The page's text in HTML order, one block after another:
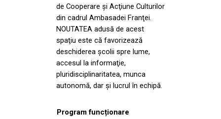
de Cooperare şi Acţiune Culturilor
din cadrul Ambasadei Franţei.
NOUTATEA adusă de acest
spaţiu este că favorizează
deschiderea şcolii spre lume,
accesul la informaţie,
pluridisciplinaritatea, munca
autonomă, dar şi lucrul în echipă.
Program funcționare